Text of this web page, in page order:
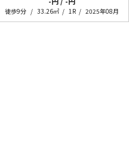
徒歩9分 33.26㎡ 1R
2025年08月